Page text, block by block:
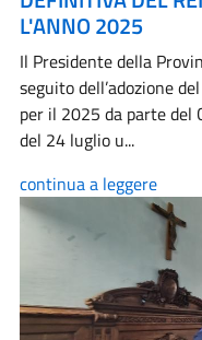
L'ANNO 2025
Il Presidente della
seguito dell’adozione
per il 2025 da parte del
del 24 luglio u...
continua a leggere